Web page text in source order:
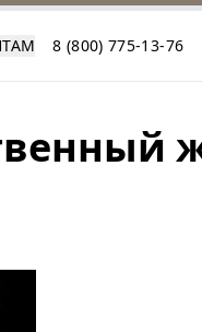
8 (800) 775-13-76